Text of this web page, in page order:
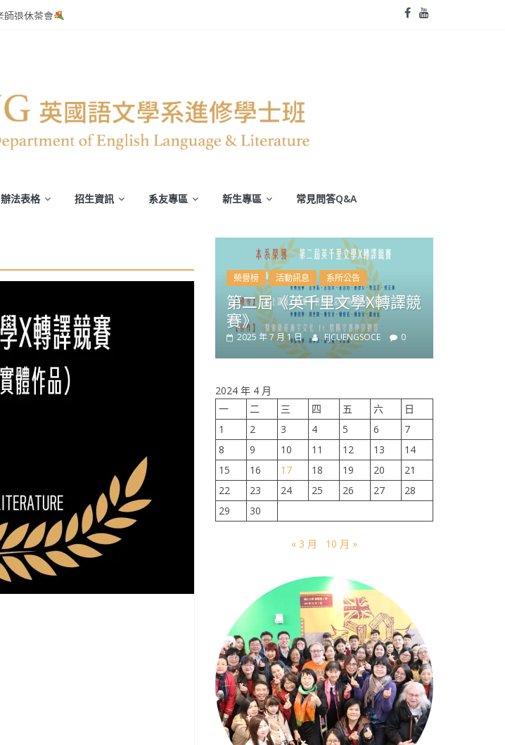
辦法表格 招生資訊 系友專區 新生專區 常見問答Q&A
榮譽榜 活動訊息
民報 Taiwan People News
榮譽榜 活動訊息 系所公告
第二屆《英千里文學X轉譯競
賽》
2025 年 7 月 1 日 FJCUENGSOCE 0
2024 年 4 月
一
二 三 四 五 六
日
1
2 3 4 5 6
7
8
9 10 11 12 13
14
15
16 17 18 19 20
21
22
23 24 25 26 27
28
29
30
« 3 月 10 月 »